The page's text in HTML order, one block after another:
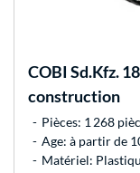
COBI Sd.Kfz.
construction
Pièces: 1 268
Age: à partir de
Matériel: